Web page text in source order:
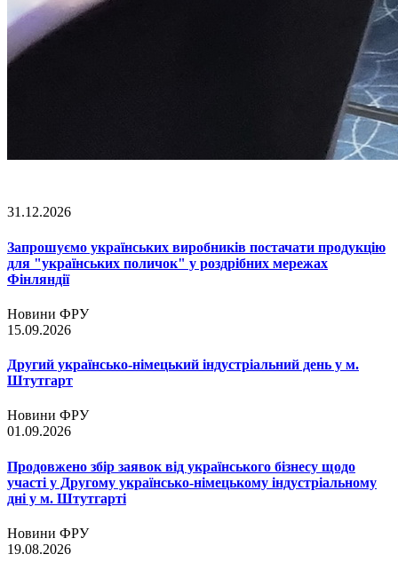
31.12.2026
Запрошуємо українських виробників постачати продукцію
для "українських поличок" у роздрібних мережах
Фінляндії
Новини ФРУ
15.09.2026
Другий українсько-німецький індустріальний день у м.
Штутгарт
Новини ФРУ
01.09.2026
Продовжено збір заявок від українського бізнесу щодо
участі у Другому українсько-німецькому індустріальному
дні у м. Штутгарті
Новини ФРУ
19.08.2026